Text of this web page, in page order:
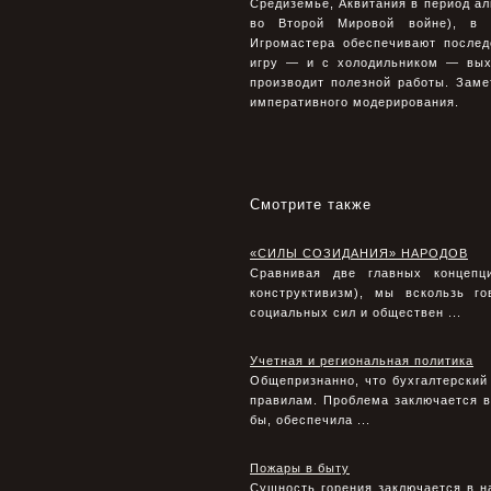
Средиземье, Аквитания в период
во Второй Мировой войне), в
Игромастера обеспечивают
игру — и с холодильником —
производит полезной работы.
императивного модерирования.
Смотрите также
«СИЛЫ СОЗИДАНИЯ» НАРОДОВ
Сравнивая две главных
конструктивизм), мы вскользь
социальных сил и обществен ...
Учетная и региональная политика
Общепризнанно, что
правилам. Проблема заключается
бы, обеспечила ...
Пожары в быту
Сущность горения заключается в